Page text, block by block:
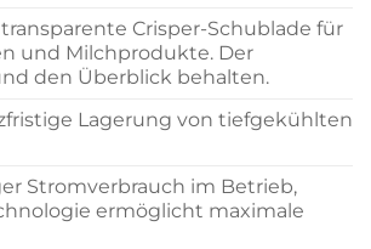
Crisper-Schublade für
und Milchprodukte. Der
den Überblick behalten.
Lagerung von tiefgekühlten
Stromverbrauch im Betrieb,
ermöglicht maximale